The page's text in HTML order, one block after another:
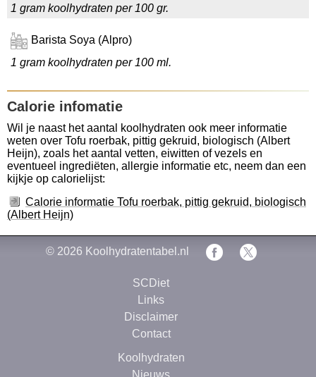
1 gram koolhydraten per 100 gr.
Barista Soya (Alpro)
1 gram koolhydraten per 100 ml.
Calorie infomatie
Wil je naast het aantal koolhydraten ook meer informatie
weten over Tofu roerbak, pittig gekruid, biologisch (Albert
Heijn), zoals het aantal vetten, eiwitten of vezels en
eventueel ingrediëten, allergie informatie etc, neem dan een
kijkje op calorielijst:
Calorie informatie Tofu roerbak, pittig gekruid, biologisch
(Albert Heijn)
© 2026 Koolhydratentabel.nl
SCDiet
Links
Disclaimer
Contact
Koolhydraten
Nieuws